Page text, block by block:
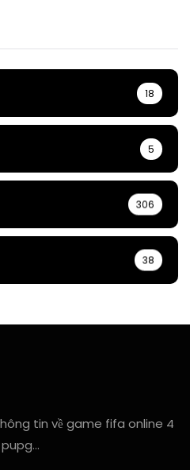
18
5
306
38
tin về game fifa online 4